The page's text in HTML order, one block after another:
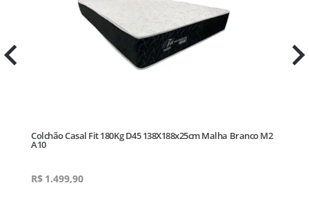
Colchão Casal Fit 180Kg D45 138X188x25cm Malha Branco M2
A10
R$ 1.499,90